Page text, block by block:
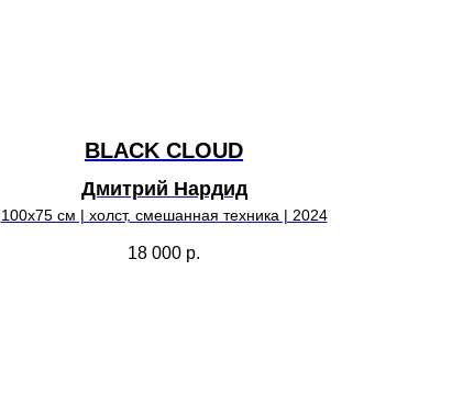
BLACK CLOUD
Дмитрий Нардид
100х75 см | холст, смешанная техника | 2024
18 000 р.